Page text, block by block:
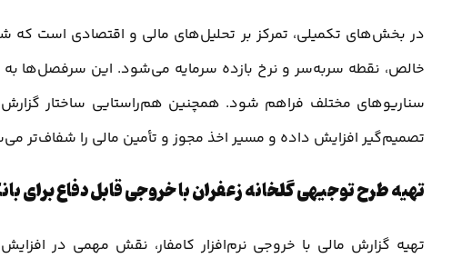
در بخش‌های تکمیلی، تمرکز بر تحلیل‌های مالی و اقتصادی است که
خالص، نقطه سر‌به‌سر و نرخ بازده سرمایه می‌شود. این سرفصل‌ها به
سناریوهای مختلف فراهم شود. همچنین هم‌راستایی ساختار گزارش
تصمیم‌گیر افزایش داده و مسیر اخذ مجوز و تأمین مالی را شفاف‌تر
تهیه طرح توجیهی گلخانه زعفران با خروجی قابل دفاع برای
تهیه گزارش مالی با خروجی نرم‌افزار کامفار، نقش مهمی در